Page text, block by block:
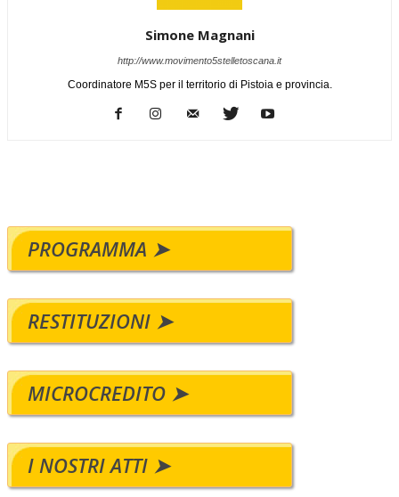
Simone Magnani
http://www.movimento5stelletoscana.it
Coordinatore M5S per il territorio di Pistoia e provincia.
PROGRAMMA ➤
RESTITUZIONI ➤
MICROCREDITO ➤
I NOSTRI ATTI ➤